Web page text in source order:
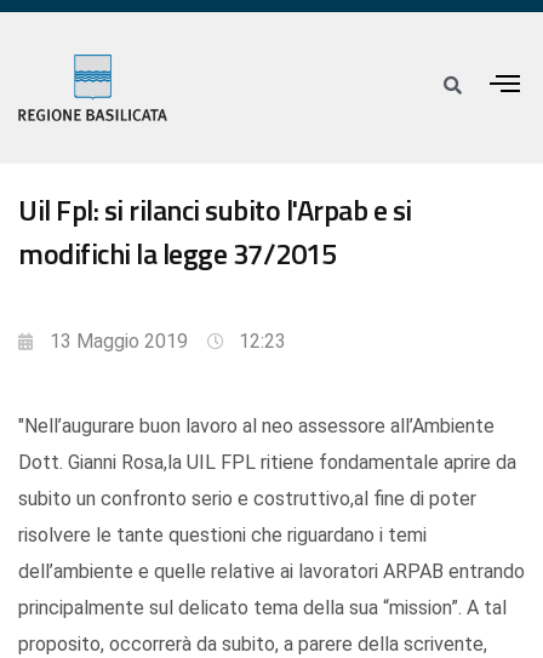
Uil Fpl: si rilanci subito l'Arpab e si
modifichi la legge 37/2015
13 Maggio 2019 12:23
"Nell’augurare buon lavoro al neo assessore all’Ambiente
Dott. Gianni Rosa,la UIL FPL ritiene fondamentale aprire da
subito un confronto serio e costruttivo,al fine di poter
risolvere le tante questioni che riguardano i temi
dell’ambiente e quelle relative ai lavoratori ARPAB entrando
principalmente sul delicato tema della sua “mission”. A tal
proposito, occorrerà da subito, a parere della scrivente,